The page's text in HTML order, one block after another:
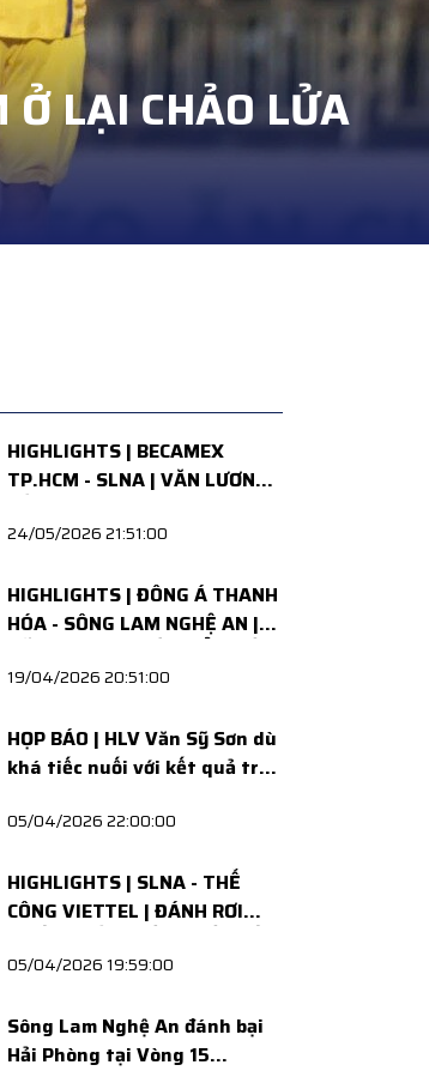
LẠI CHẢO LỬA
HIGHLIGHTS | BECAMEX
TP.HCM - SLNA | VĂN LƯƠNG
VÀNG
24/05/2026 21:51:00
HIGHLIGHTS | ĐÔNG Á THANH
HÓA - SÔNG LAM NGHỆ AN |
19/04/2026 20:51:00
HỌP BÁO | HLV Văn Sỹ Sơn dù
khá tiếc nuối với kết quả trận
học trò
05/04/2026 22:00:00
HIGHLIGHTS | SLNA - THỂ
CÔNG VIETTEL | ĐÁNH RƠI
05/04/2026 19:59:00
Sông Lam Nghệ An đánh bại
Hải Phòng tại Vòng 15